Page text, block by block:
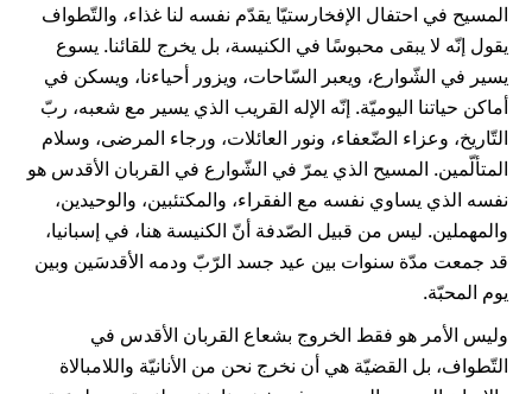
المسيح في احتفال الإفخارستيّا يقدّم نفسه لنا غذاء، والتّطواف
يقول إنّه لا يبقى محبوسًا في الكنيسة، بل يخرج للقائنا. يسوع
يسير في الشّوارع، ويعبر السّاحات، ويزور أحياءنا، ويسكن في
أماكن حياتنا اليوميّة. إنّه الإله القريب الذي يسير مع شعبه، ربّ
التّاريخ، وعزاء الضّعفاء، ونور العائلات، ورجاء المرضى، وسلام
المتألّمين. المسيح الذي يمرّ في الشّوارع في القربان الأقدس هو
نفسه الذي يساوي نفسه مع الفقراء، والمكتئبين، والوحيدين،
والمهملين. ليس من قبيل الصّدفة أنّ الكنيسة هنا، في إسبانيا،
قد جمعت مدّة سنوات بين عيد جسد الرّبّ ودمه الأقدسَين وبين
يوم المحبّة.
وليس الأمر هو فقط الخروج بشعاع القربان الأقدس في
التّطواف، بل القضيّة هي أن نخرج نحن من الأنانيّة واللامبالاة